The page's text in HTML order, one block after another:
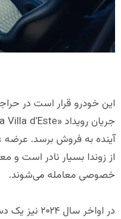
این خودرو قرار است در
آینده به فروش برسد.
از زوندا بسیار نادر است و
خصوصی معامله می‌شوند.